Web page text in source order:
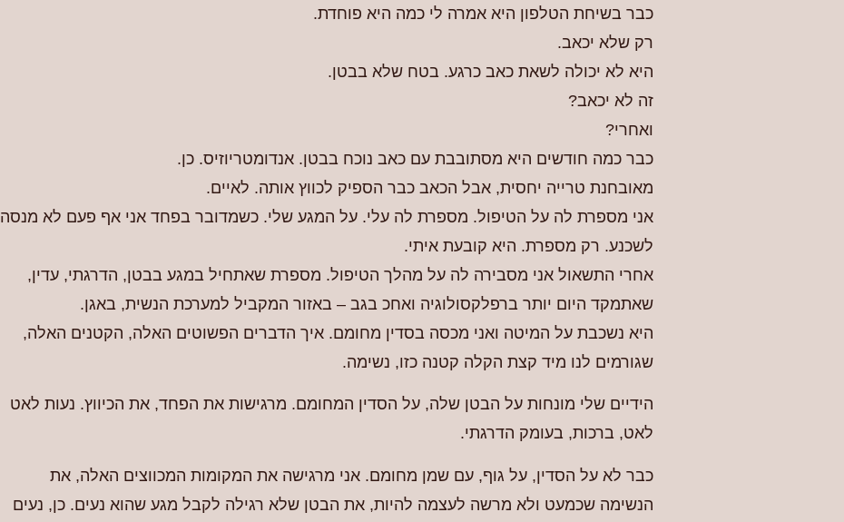
כבר בשיחת הטלפון היא אמרה לי כמה היא פוחדת.
רק שלא יכאב.
היא לא יכולה לשאת כאב כרגע. בטח שלא בבטן.
זה לא יכאב?
ואחרי?
כבר כמה חודשים היא מסתובבת עם כאב נוכח בבטן. אנדומטריוזיס. כן.
מאובחנת טרייה יחסית, אבל הכאב כבר הספיק לכווץ אותה. לאיים.
אני מספרת לה על הטיפול. מספרת לה עלי. על המגע שלי. כשמדובר בפחד אני אף פעם לא מנסה
לשכנע. רק מספרת. היא קובעת איתי.
אחרי התשאול אני מסבירה לה על מהלך הטיפול. מספרת שאתחיל במגע בבטן, הדרגתי, עדין,
שאתמקד היום יותר ברפלקסולוגיה ואחכ בגב – באזור המקביל למערכת הנשית, באגן.
היא נשכבת על המיטה ואני מכסה בסדין מחומם. איך הדברים הפשוטים האלה, הקטנים האלה,
שגורמים לנו מיד קצת הקלה קטנה כזו, נשימה.
הידיים שלי מונחות על הבטן שלה, על הסדין המחומם. מרגישות את הפחד, את הכיווץ. נעות לאט
לאט, ברכות, בעומק הדרגתי.
כבר לא על הסדין, על גוף, עם שמן מחומם. אני מרגישה את המקומות המכווצים האלה, את
הנשימה שכמעט ולא מרשה לעצמה להיות, את הבטן שלא רגילה לקבל מגע שהוא נעים. כן, נעים